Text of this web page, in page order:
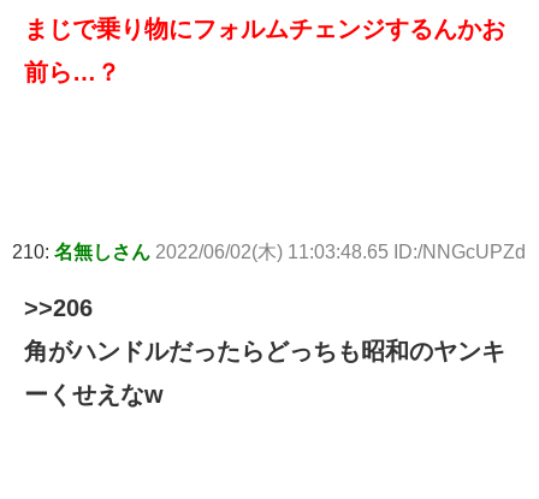
まじで乗り物にフォルムチェンジするんかお
前ら…？
210: 名無しさん 2022/06/02(木) 11:03:48.65 ID:/NNGcUPZd
>>206
角がハンドルだったらどっちも昭和のヤンキ
ーくせえなw